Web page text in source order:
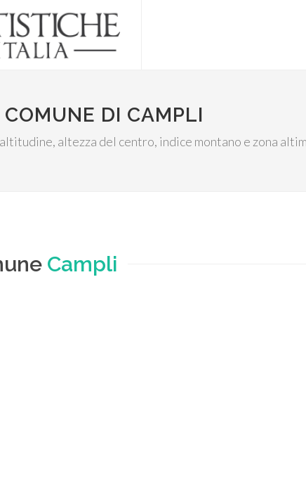
DI CAMPLI
altezza del centro, indice montano e zona
Campli